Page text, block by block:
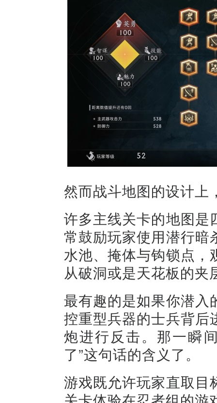
然而战斗地图的设计上
许多主线关卡的地图
常鼓励玩家使用潜行
水池、掩体与钩锁点
从破洞或是天花板的夹
最有趣的是如果你潜
控重型兵器的士兵背
炮进行反击。那一瞬
了”这句话的含义了。
游戏既允许玩家直取